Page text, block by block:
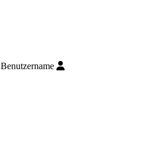
Benutzername